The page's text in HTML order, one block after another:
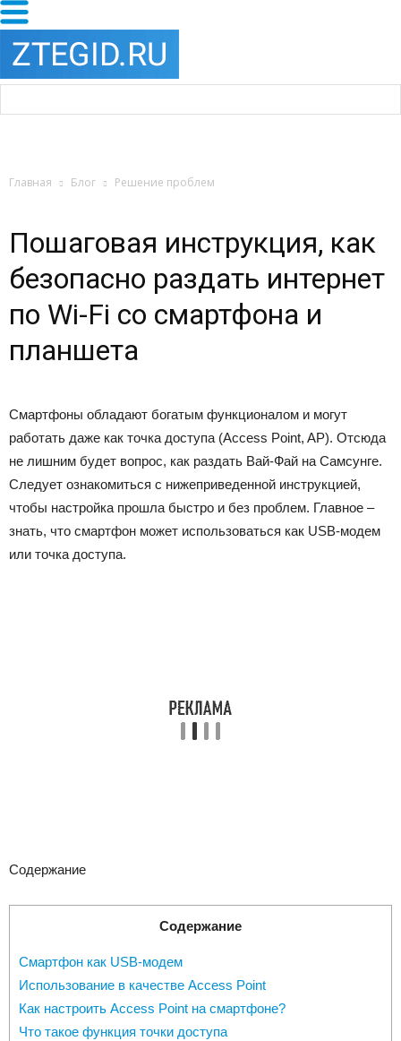
Главная Блог Решение проблем
Пошаговая инструкция, как
безопасно раздать интернет
по Wi-Fi со смартфона и
планшета
Смартфоны обладают богатым функционалом и могут
работать даже как точка доступа (Access Point, AP). Отсюда
не лишним будет вопрос, как раздать Вай-Фай на Самсунге.
Следует ознакомиться с нижеприведенной инструкцией,
чтобы настройка прошла быстро и без проблем. Главное –
знать, что смартфон может использоваться как USB-модем
или точка доступа.
Содержание
Содержание
Смартфон как USB-модем
Использование в качестве Access Point
Как настроить Access Point на смартфоне?
Что такое функция точки доступа